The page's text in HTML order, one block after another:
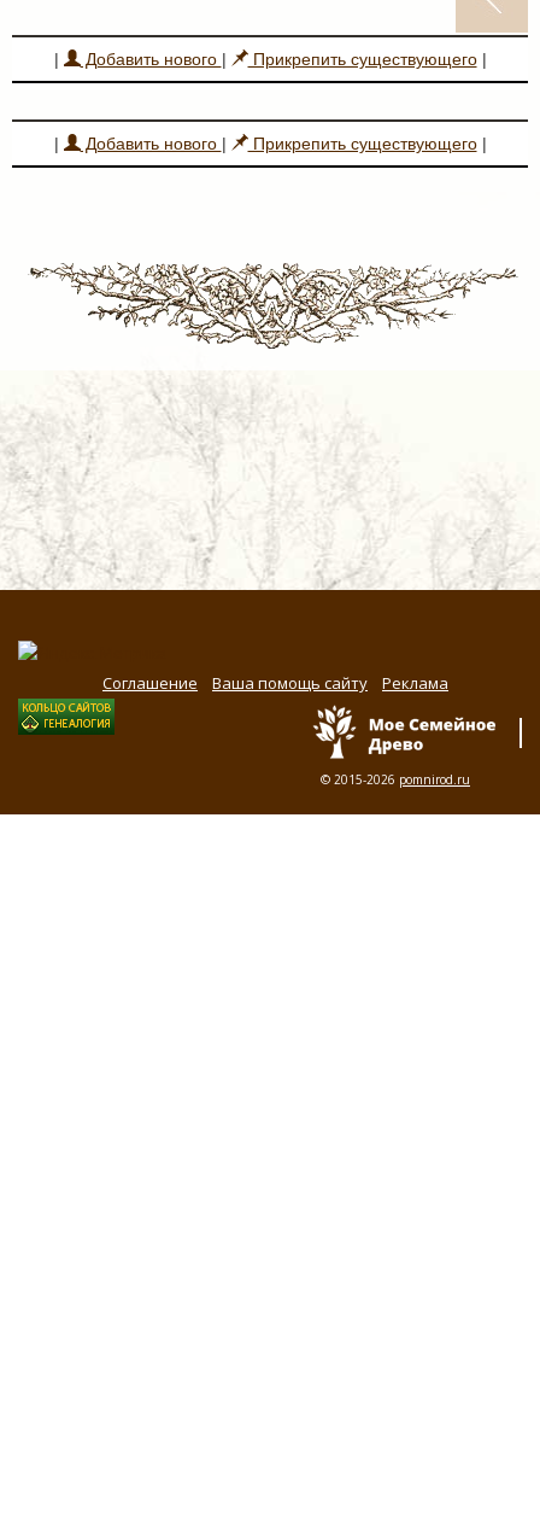
| Добавить нового | Прикрепить существующего|
| Добавить нового | Прикрепить существующего|
Соглашение Ваша помощь сайту Реклама
© 2015-2026 pomnirod.ru